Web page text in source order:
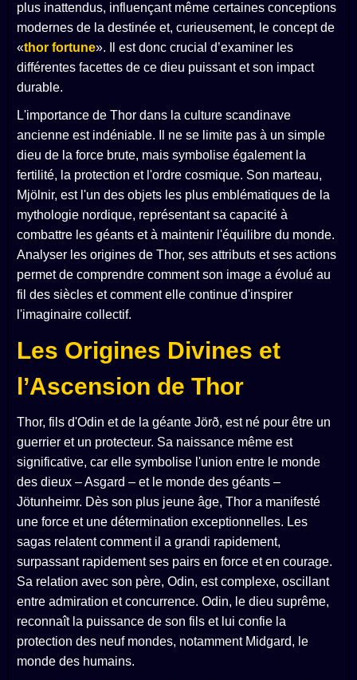
plus inattendus, influençant même certaines conceptions
modernes de la destinée et, curieusement, le concept de
«thor fortune». Il est donc crucial d’examiner les
différentes facettes de ce dieu puissant et son impact
durable.
L'importance de Thor dans la culture scandinave
ancienne est indéniable. Il ne se limite pas à un simple
dieu de la force brute, mais symbolise également la
fertilité, la protection et l'ordre cosmique. Son marteau,
Mjölnir, est l'un des objets les plus emblématiques de la
mythologie nordique, représentant sa capacité à
combattre les géants et à maintenir l'équilibre du monde.
Analyser les origines de Thor, ses attributs et ses actions
permet de comprendre comment son image a évolué au
fil des siècles et comment elle continue d'inspirer
l'imaginaire collectif.
Les Origines Divines et
l’Ascension de Thor
Thor, fils d'Odin et de la géante Jörð, est né pour être un
guerrier et un protecteur. Sa naissance même est
significative, car elle symbolise l'union entre le monde
des dieux – Asgard – et le monde des géants –
Jötunheimr. Dès son plus jeune âge, Thor a manifesté
une force et une détermination exceptionnelles. Les
sagas relatent comment il a grandi rapidement,
surpassant rapidement ses pairs en force et en courage.
Sa relation avec son père, Odin, est complexe, oscillant
entre admiration et concurrence. Odin, le dieu suprême,
reconnaît la puissance de son fils et lui confie la
protection des neuf mondes, notamment Midgard, le
monde des humains.